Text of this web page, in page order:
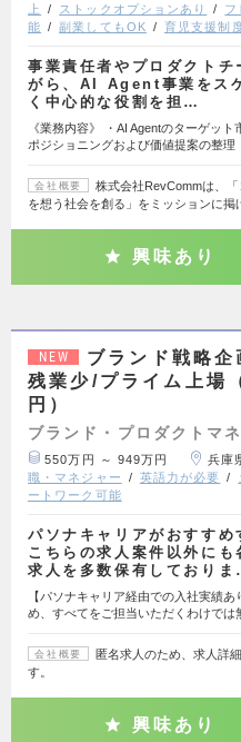
上
ストックオプションあり フ
能
副業してもOK 育児支援制
事業責任者やプロダクトチ
がら、AI Agent事業をス
く中心的な役割を担…
《業務内容》 ・AI Agentのターゲッ
ポジショニングおよび価値提案の整理
会社概要
株式会社RevCommは、
を想う社会を創る」をミッションに掲
興味あり
NEW
ブランド戦略企
残業少/プライム上場
円）
ブランド・プロダクトマ
550万円 ～ 949万円 兵庫
職・マネジャー
英語力が必要
ートワーク可能
パソナキャリアがおすすめ
こちらの求人案件以外にも
求人を多数保有しており
【パソナキャリア経由での入社実
め、すべてをご担当いただくわけで
会社概要
匿名求人のため、求人詳
す。
興味あり